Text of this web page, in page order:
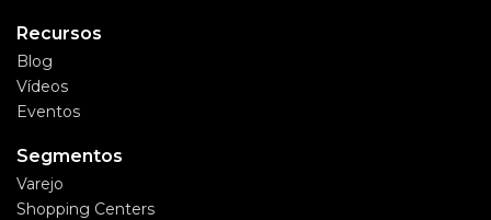
Recursos
Blog
Vídeos
Eventos
Segmentos
Varejo
Shopping Centers